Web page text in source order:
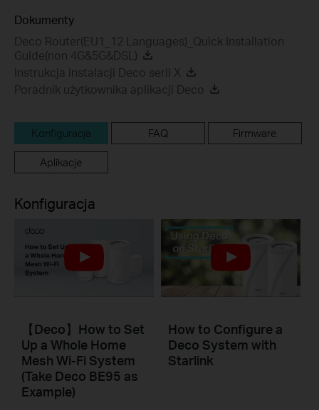
Dokumenty
Deco Router(EU1_12 Languages)_Quick Installation
Guide(non 4G&5G&DSL)
Instrukcja instalacji Deco serii X
Poradnik użytkownika aplikacji Deco
Konfiguracja FAQ Firmware
Aplikacje
Konfiguracja
【Deco】How to Set
Up a Whole Home
Mesh Wi-Fi System
(Take Deco BE95 as
Example)
How to Configure a
Deco System with
Starlink